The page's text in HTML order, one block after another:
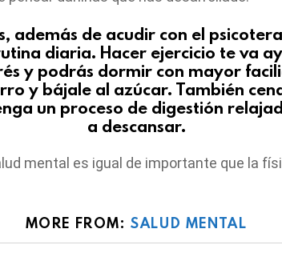
además de acudir con el
diaria. Hacer ejercicio te va
y podrás dormir con mayor
y bájale al azúcar. También
un proceso de digestión
a descansar.
mental es igual de importante que la
MORE FROM: SALUD MENTAL